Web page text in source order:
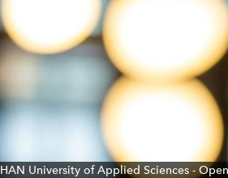
HAN University of Applied Sciences -